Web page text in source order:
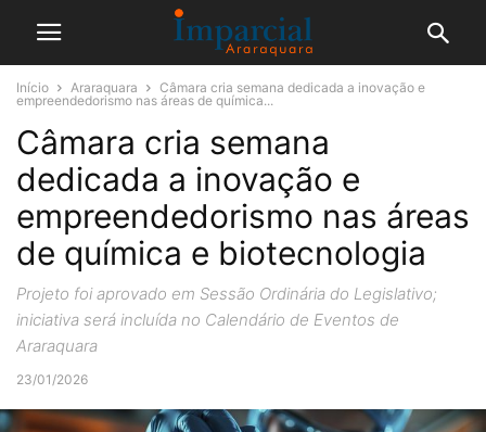
Início Araraquara
Câmara cria semana dedicada a inovação e
empreendedorismo nas áreas de química...
Câmara cria semana
dedicada a inovação e
empreendedorismo nas áreas
de química e biotecnologia
Projeto foi aprovado em Sessão Ordinária do Legislativo;
iniciativa será incluída no Calendário de Eventos de
Araraquara
23/01/2026